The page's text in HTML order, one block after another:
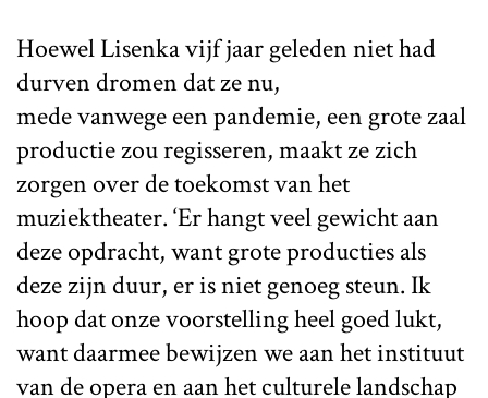
Hoewel Lisenka vijf jaar geleden niet had
durven dromen dat ze nu,
mede vanwege een pandemie, een grote zaal
productie zou regisseren, maakt ze zich
zorgen over de toekomst van het
muziektheater. ‘Er hangt veel gewicht aan
deze opdracht, want grote producties als
deze zijn duur, er is niet genoeg steun. Ik
hoop dat onze voorstelling heel goed lukt,
want daarmee bewijzen we aan het instituut
van de opera en aan het culturele landschap